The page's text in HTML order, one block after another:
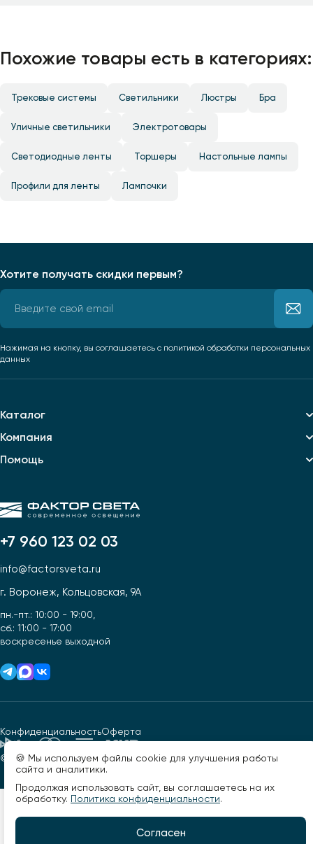
Похожие товары есть в категориях:
Трековые системы Светильники Люстры Бра
Уличные светильники Электротовары
Светодиодные ленты Торшеры Настольные лампы
Профили для ленты Лампочки
+7 960 123 02 03
info@factorsveta.ru
г. Воронеж, Кольцовская, 9А
пн.-пт.: 10:00 - 19:00,
сб.: 11:00 - 17:00
воскресенье выходной
Каталог
Компания
Помощь
Хотите получать скидки первым?
Нажимая на кнопку, вы соглашаетесь с политикой обработки персональных
данных
© 2026, Фактор света. Все права защищены.
КонфиденциальностьОферта
Разработано -
🍪 Мы используем файлы cookie для улучшения работы
сайта и аналитики.
Продолжая использовать сайт, вы соглашаетесь на их
обработку. Политика конфиденциальности.
Согласен